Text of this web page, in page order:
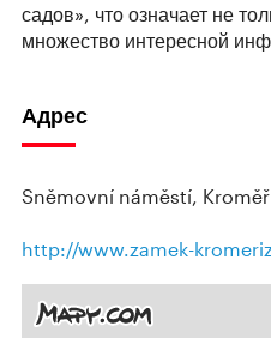
садов», что означает не
множество интересной
Адрес
Sněmovní náměstí,
http://www.zamek-